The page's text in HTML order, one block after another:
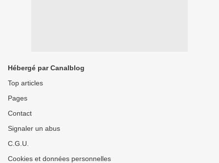
Hébergé par Canalblog
Top articles
Pages
Contact
Signaler un abus
C.G.U.
Cookies et données personnelles